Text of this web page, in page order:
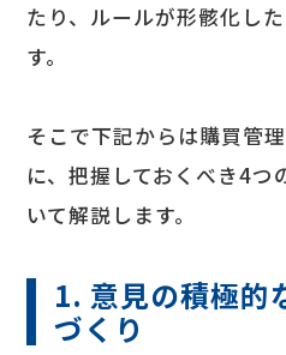
たり、ルールが形骸化し
す。
そこで下記からは購買管
に、把握しておくべき4つ
いて解説します。
1. 意見の積極的
づくり